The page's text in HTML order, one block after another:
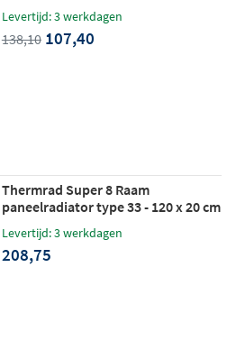
Levertijd: 3 werkdagen
138,10 107,40
Thermrad Super 8 Raam
paneelradiator type 33 - 120 x 20 cm
Levertijd: 3 werkdagen
208,75